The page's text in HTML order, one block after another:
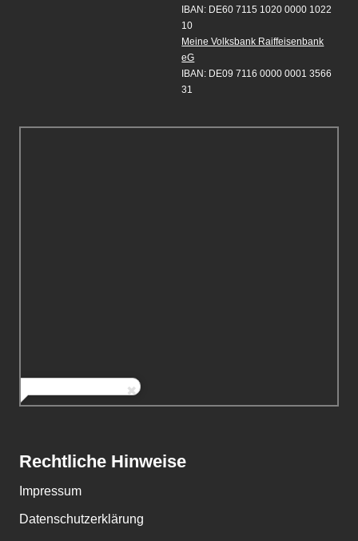
IBAN: DE60 7115 1020 0000 1022
10
Meine Volksbank Raiffeisenbank
eG
IBAN: DE09 7116 0000 0001 3566
31
Rechtliche Hinweise
Impressum
Datenschutzerklärung